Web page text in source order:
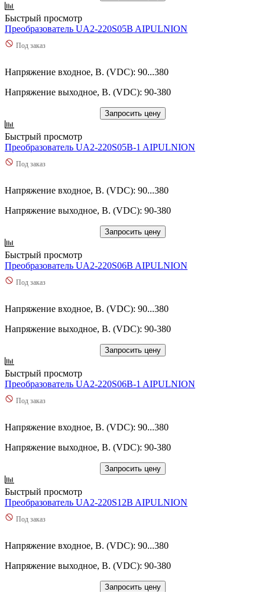
Быстрый просмотр
Преобразователь UA2-220S05B AIPULNION
Под заказ
Напряжение входное, В. (VDC): 90...380
Напряжение выходное, В. (VDC): 90-380
Запросить цену
Быстрый просмотр
Преобразователь UA2-220S05B-1 AIPULNION
Под заказ
Напряжение входное, В. (VDC): 90...380
Напряжение выходное, В. (VDC): 90-380
Запросить цену
Быстрый просмотр
Преобразователь UA2-220S06B AIPULNION
Под заказ
Напряжение входное, В. (VDC): 90...380
Напряжение выходное, В. (VDC): 90-380
Запросить цену
Быстрый просмотр
Преобразователь UA2-220S06B-1 AIPULNION
Под заказ
Напряжение входное, В. (VDC): 90...380
Напряжение выходное, В. (VDC): 90-380
Запросить цену
Быстрый просмотр
Преобразователь UA2-220S12B AIPULNION
Под заказ
Напряжение входное, В. (VDC): 90...380
Напряжение выходное, В. (VDC): 90-380
Запросить цену